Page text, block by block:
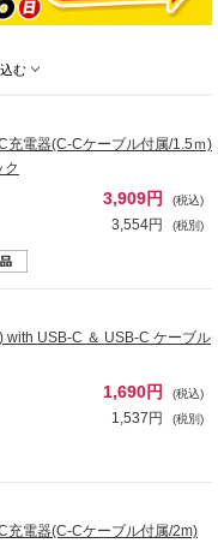
む
充電器(C-Cケーブル付属/1.5ｍ)
3,909円 (税込)
3,554円 (税別)
with USB-C ＆ USB-C ケーブル
1,690円 (税込)
1,537円 (税別)
充電器(C-Cケーブル付属/2m)